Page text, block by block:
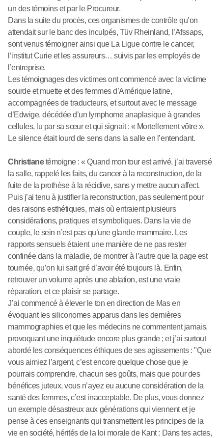
un des témoins et par le Procureur.
Dans la suite du procès, ces organismes de contrôle qu’on
attendait sur le banc des inculpés, Tüv Rheinland, l’Afssaps,
sont venus témoigner ainsi que La Ligue contre le cancer,
l’institut Curie et les assureurs… suivis par les employés de
l’entreprise.
Les témoignages des victimes ont commencé avec la victime
sourde et muette et des femmes d’Amérique latine,
accompagnées de traducteurs, et surtout avec le message
d’Edwige, décédée d’un lymphome anaplasique à grandes
cellules, lu par sa sœur et qui signait : « Mortellement vôtre ».
Le silence était lourd de sens dans la salle en l’entendant.
Christianetémoigne : « Quand mon tour est arrivé, j’ai traversé
la salle, rappelé les faits, du cancer à la reconstruction, de la
fuite de la prothèse à la récidive, sans y mettre aucun affect.
Puis j’ai tenu à justifier la reconstruction, pas seulement pour
des raisons esthétiques, mais où entraient plusieurs
considérations, pratiques et symboliques. Dans la vie de
couple, le sein n’est pas qu’une glande mammaire. Les
rapports sensuels étaient une manière de ne pas rester
confinée dans la maladie, de montrer à l’autre que la page est
tournée, qu’on lui sait gré d’avoir été toujours là. Enfin,
retrouver un volume après une ablation, est une vraie
réparation, et ce plaisir se partage.
J’ai commencé à élever le ton en direction de Mas en
évoquant les siliconomes apparus dans les dernières
mammographies et que les médecins ne commentent jamais,
provoquant une inquiétude encore plus grande ; et j’ai surtout
abordé les conséquences éthiques de ses agissements : "Que
vous aimiez l’argent, c’est encore quelque chose que je
pourrais comprendre, chacun ses goûts, mais que pour des
bénéfices juteux, vous n’ayez eu aucune considération de la
santé des femmes, c’est inacceptable. De plus, vous donnez
un exemple désastreux aux générations qui viennent et je
pense à ces enseignants qui transmettent les principes de la
vie en société, hérités de la loi morale de Kant : Dans tes actes,